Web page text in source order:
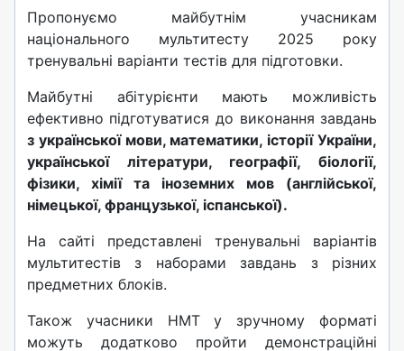
Пропонуємо майбутнім учасникам
національного мультитесту 2025 року
тренувальні варіанти тестів для підготовки.
Майбутні абітурієнти мають можливість
ефективно підготуватися до виконання завдань
з української мови, математики, історії України,
української літератури, географії, біології,
фізики, хімії та іноземних мов (англійської,
німецької, французької, іспанської).
На сайті представлені тренувальні варіантів
мультитестів з наборами завдань з різних
предметних блоків.
Також учасники НМТ у зручному форматі
можуть додатково пройти демонстраційні